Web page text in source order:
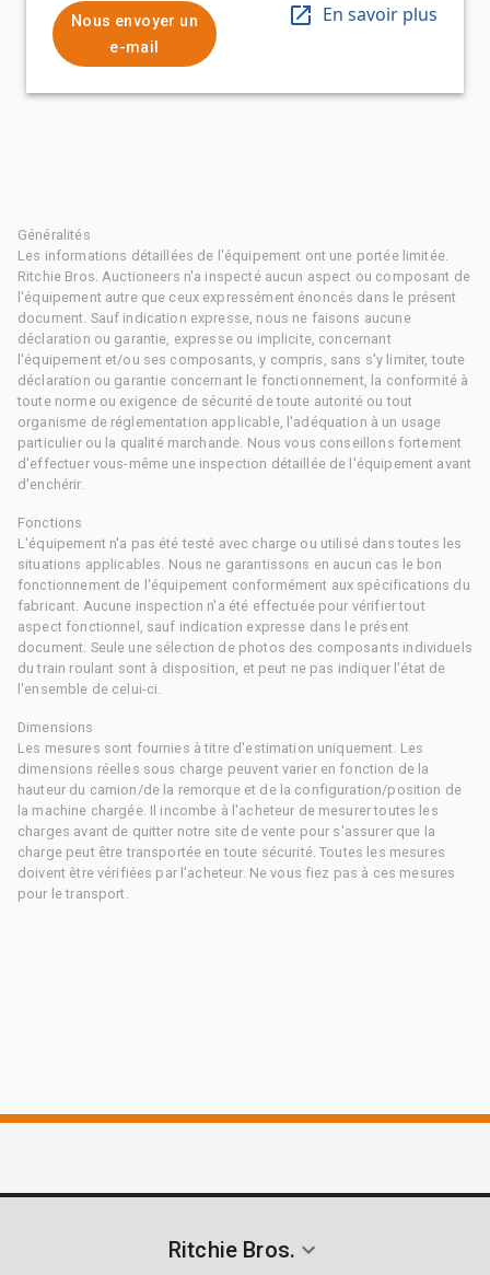
Nous envoyer un
e-mail
En savoir plus
Généralités
Les informations détaillées de l'équipement ont une portée limitée.
Ritchie Bros. Auctioneers n'a inspecté aucun aspect ou composant de
l'équipement autre que ceux expressément énoncés dans le présent
document. Sauf indication expresse, nous ne faisons aucune
déclaration ou garantie, expresse ou implicite, concernant
l'équipement et/ou ses composants, y compris, sans s'y limiter, toute
déclaration ou garantie concernant le fonctionnement, la conformité à
toute norme ou exigence de sécurité de toute autorité ou tout
organisme de réglementation applicable, l'adéquation à un usage
particulier ou la qualité marchande. Nous vous conseillons fortement
d'effectuer vous-même une inspection détaillée de l'équipement avant
d'enchérir.
Fonctions
L'équipement n'a pas été testé avec charge ou utilisé dans toutes les
situations applicables. Nous ne garantissons en aucun cas le bon
fonctionnement de l'équipement conformément aux spécifications du
fabricant. Aucune inspection n'a été effectuée pour vérifier tout
aspect fonctionnel, sauf indication expresse dans le présent
document. Seule une sélection de photos des composants individuels
du train roulant sont à disposition, et peut ne pas indiquer l'état de
l'ensemble de celui-ci.
Dimensions
Les mesures sont fournies à titre d'estimation uniquement. Les
dimensions réelles sous charge peuvent varier en fonction de la
hauteur du camion/de la remorque et de la configuration/position de
la machine chargée. Il incombe à l'acheteur de mesurer toutes les
charges avant de quitter notre site de vente pour s'assurer que la
charge peut être transportée en toute sécurité. Toutes les mesures
doivent être vérifiées par l'acheteur. Ne vous fiez pas à ces mesures
pour le transport.
Ritchie Bros.